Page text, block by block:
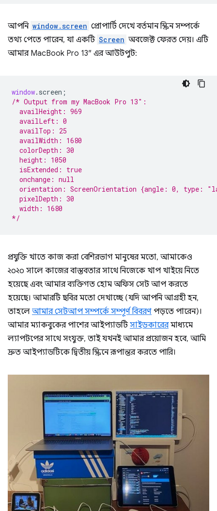
আপনি window.screen প্রোপার্টি দেখে বর্তমান স্ক্রিন সম্পর্কে
তথ্য পেতে পারেন, যা একটি Screen অবজেক্ট ফেরত দেয়। এটি
আমার MacBook Pro 13″ এর আউটপুট:
window. screen ;
/* Output from my MacBook Pro 13″:
  availHeight: 969
  availLeft: 0
  availTop: 25
  availWidth: 1680
  colorDepth: 30
  height: 1050
  isExtended: true
  onchange: null
orientation: ScreenOrientation {angle: 0, type:
  pixelDepth: 30
  width: 1680
*/
প্রযুক্তি খাতে কাজ করা বেশিরভাগ মানুষের মতো, আমাকেও
২০২০ সালে কাজের বাস্তবতার সাথে নিজেকে খাপ খাইয়ে নিতে
হয়েছে এবং আমার ব্যক্তিগত হোম অফিস সেট আপ করতে
হয়েছে। আমারটি ছবির মতো দেখাচ্ছে (যদি আপনি আগ্রহী হন,
তাহলে আমার সেটআপ সম্পর্কে সম্পূর্ণ বিবরণ পড়তে পারেন)।
আমার ম্যাকবুকের পাশের আইপ্যাডটিসাইডকারেরমাধ্যমে
ল্যাপটপের সাথে সংযুক্ত, তাই যখনই আমার প্রয়োজন হবে, আমি
দ্রুত আইপ্যাডটিকে দ্বিতীয় স্ক্রিনে রূপান্তর করতে পারি।